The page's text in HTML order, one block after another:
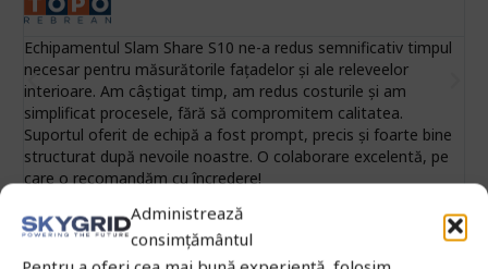
Administrează
consimțământul
Echipamentul Slam Share S10 ne-a redus semnificativ timpul
necesar pentru măsurătorile fațadelor și ale releveelor
interioare. Am câștigat timp, am redus costurile și am
simplificat procesele, fără să compromitem calitatea.
Suportul oferit de echipă a fost prompt, precis și foarte bine
structurat după nevoile noastre. O colaborare excelentă, pe
care o recomandăm cu încredere!